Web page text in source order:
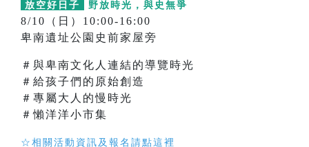
放空好日子 野放時光，與史無爭
8/10（日）10:00-16:00
卑南遺址公園史前家屋旁
＃與卑南文化人連結的導覽時光
＃給孩子們的原始創造
＃專屬大人的慢時光
＃懶洋洋小市集
☆相關活動資訊及報名請點這裡